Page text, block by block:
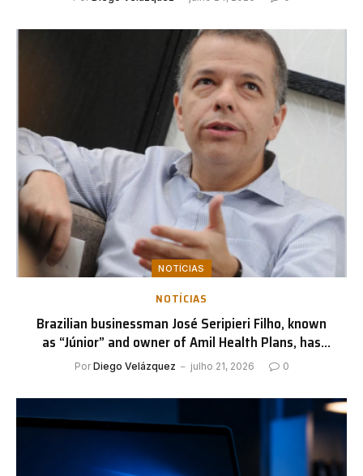
NOTÍCIAS
NOTÍCIAS
Brazilian businessman José Seripieri Filho, known
as “Júnior” and owner of Amil Health Plans, has
once again become the focus of international
attention.
Por Diego Velázquez julho 21, 2026 0